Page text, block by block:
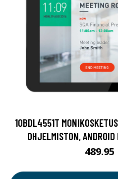
10BDL4551T
OHJELMISTON,
489.95